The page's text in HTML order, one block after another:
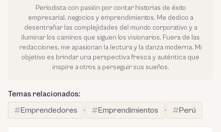
Periodista con pasión por contar historias de éxito
empresarial, negocios y emprendimientos. Me dedico a
desentrañar las complejidades del mundo corporativo y a
iluminar los caminos que siguen los visionarios. Fuera de las
redacciones, me apasionan la lectura y la danza moderna. Mi
objetivo es brindar una perspectiva fresca y auténtica que
inspire a otros a perseguir sus sueños.
Temas relacionados:
Emprendedores
· Emprendimientos · Perú